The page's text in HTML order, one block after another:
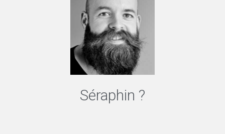
Séraphin ?